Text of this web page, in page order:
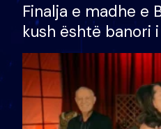
Finalja e madhe e
kush është banori
shtëpinë dhe
të fituar çmimin e